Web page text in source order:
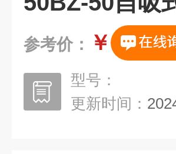
参考价： ￥
型号：
更新时间：